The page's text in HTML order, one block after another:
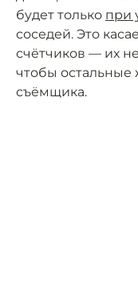
будет только при
соседей. Это
счётчиков — их
чтобы остальные
съёмщика.